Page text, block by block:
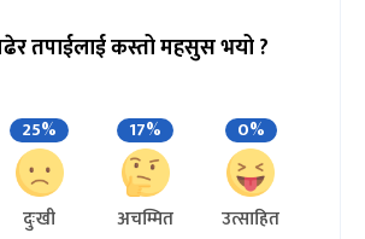
तपाईलाई कस्तो महसुस भयो ?
25%
दुःखी
17%
अचम्मित
0%
उत्साहित